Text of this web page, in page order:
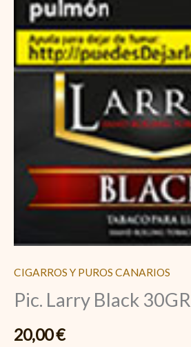
CIGARROS Y PUROS CANARIOS
Pic. Larry Black 30GR
20,00€